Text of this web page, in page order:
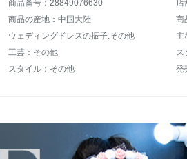
商品番号：28849076630
店
商品の産地：中国大陸
商
ウェディングドレスの振子:その他
主
工芸：その他
ス
スタイル：その他 発